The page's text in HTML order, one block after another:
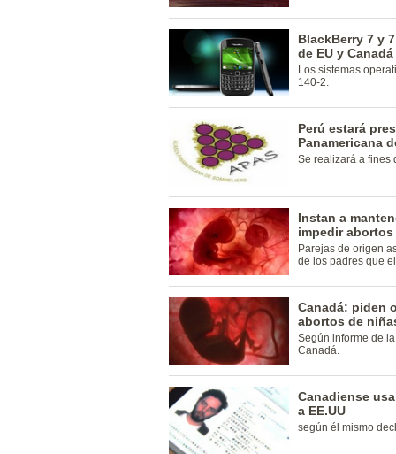
BlackBerry 7 y
de EU y Canadá
Los sistemas
140-2.
Perú estará
Panamericana
Se realizará a fines
Instan a
impedir
Parejas de origen
de los padres que
Canadá: piden
abortos de
Según informe de
Canadá.
Canadiense
a EE.UU
según él mismo